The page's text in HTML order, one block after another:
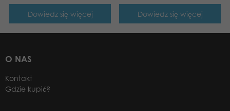
Dowiedz się więcej Dowiedz się więcej
O NAS
Kontakt
Gdzie kupić?